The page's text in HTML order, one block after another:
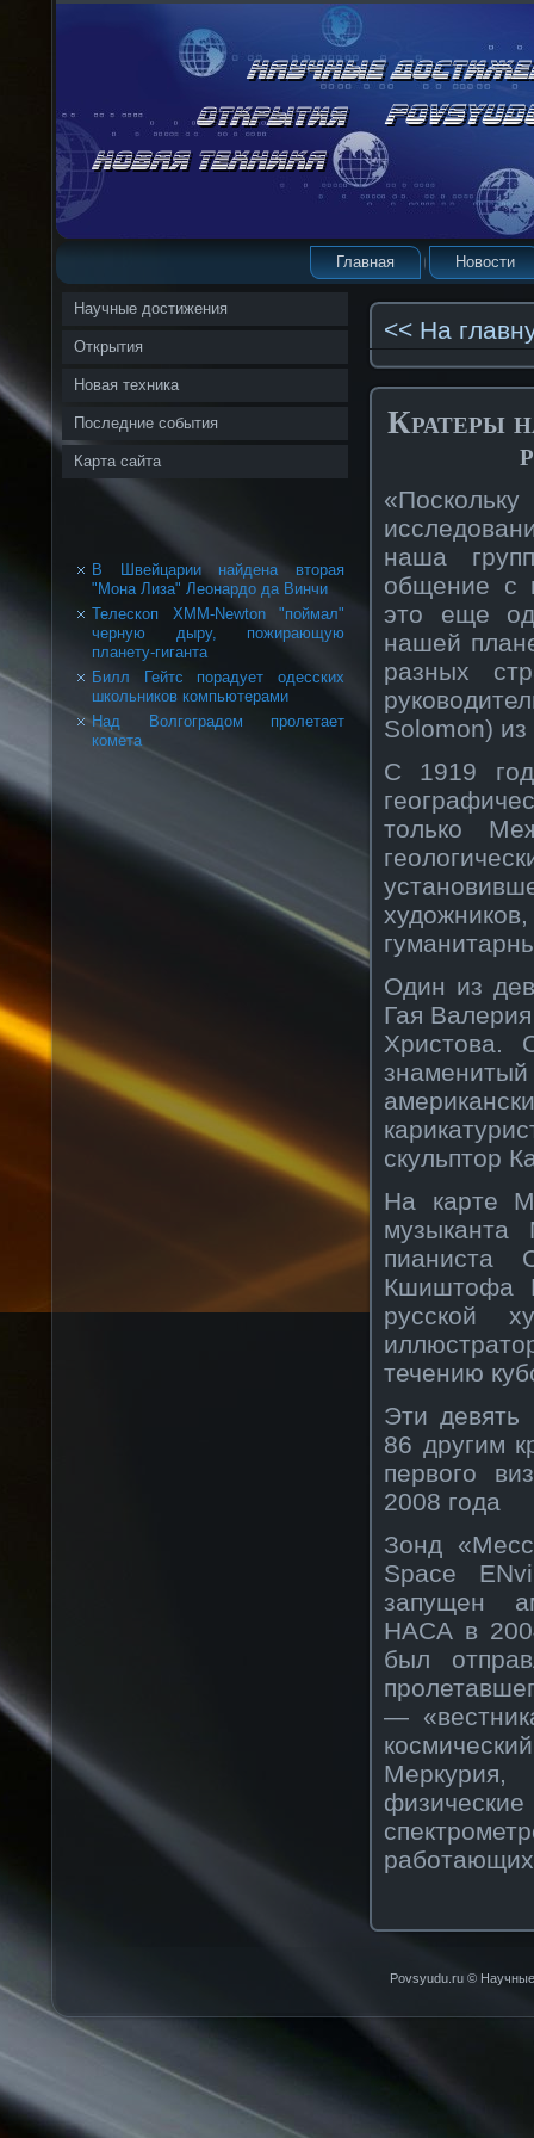
Главная Новости
Научные достижения
Открытия
Новая техника
Последние события
Карта сайта
В Швейцарии найдена вторая
"Мона Лиза" Леонардо да Винчи
Телескоп XMM-Newton "поймал"
черную дыру, пожирающую
планету-гиганта
Билл Гейтс порадует одесских
школьников компьютерами
Над Волгоградом пролетает
комета
<< На
Кратеры
наша
общение с
это еще
нашей
разных
Solomon)
С 1919
только
Один из
Гая
Христова.
скульптор
На карте
музыканта
пианиста
Кшиштофа
русской
течению
Эти девять
86 другим
первого
2008 года
Зонд
Space
запущен
НАСА в
был
—
Povsyudu.ru © Научные